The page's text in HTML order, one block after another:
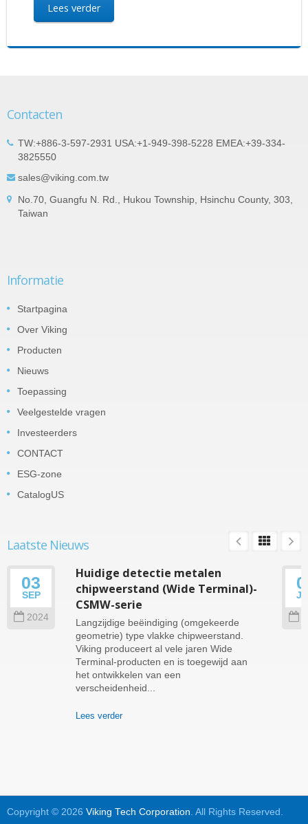
Lees verder
Contacten
TW:+886-3-597-2931 USA:+1-949-398-5228 EMEA:+39-334-
3825550
sales@viking.com.tw
No.70, Guangfu N. Rd., Hukou Township, Hsinchu County, 303,
Taiwan
Informatie
Startpagina
Over Viking
Producten
Nieuws
Toepassing
Veelgestelde vragen
Investeerders
CONTACT
ESG-zone
CatalogUS
Laatste Nieuws
03
SEP
2024
Huidige detectie metalen
chipweerstand (Wide Terminal)-
CSMW-serie
Langzijdige beëindiging (omgekeerde
geometrie) type vlakke chipweerstand.
Viking produceert al vele jaren Wide
Terminal-producten en is toegewijd aan
het ontwikkelen van een
verscheidenheid...
Lees verder
Copyright © 2026 Viking Tech Corporation. All Rights Reserved.